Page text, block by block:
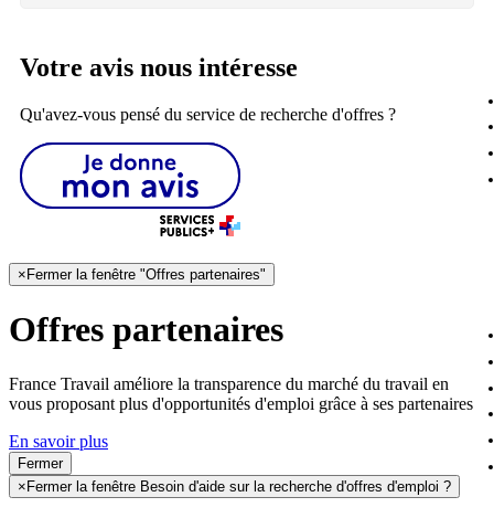
Votre avis nous intéresse
Qu'avez-vous pensé du service de recherche d'offres ?
× Fermer la fenêtre "Offres partenaires"
Offres partenaires
France Travail améliore la transparence du marché du travail en
vous proposant plus d'opportunités d'emploi grâce à ses partenaires
En savoir plus
Fermer
× Fermer la fenêtre Besoin d'aide sur la recherche d'offres d'emploi ?